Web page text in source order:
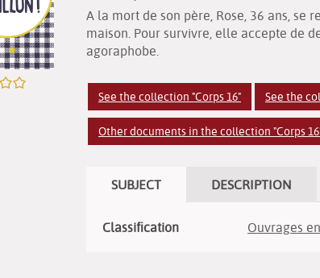
A la mort de son père, Rose, 36 ans,
maison. Pour survivre, elle accepte de
agoraphobe.
See the collection "Corps 16" See the
Other documents in the collection "Corps
SUBJECT DESCRIPTION
Classification Ouvrages